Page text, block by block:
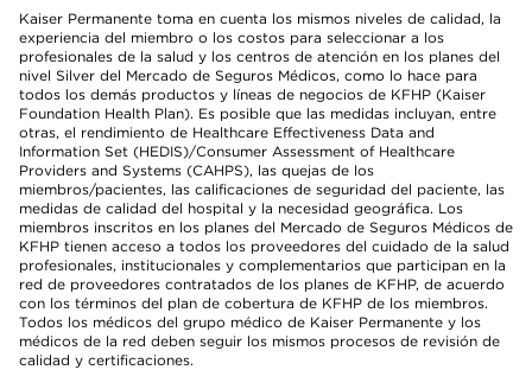
Kaiser Permanente toma en cuenta los mismos niveles de calidad, la
experiencia del miembro o los costos para seleccionar a los
profesionales de la salud y los centros de atención en los planes del
nivel Silver del Mercado de Seguros Médicos, como lo hace para
todos los demás productos y líneas de negocios de KFHP (Kaiser
Foundation Health Plan). Es posible que las medidas incluyan, entre
otras, el rendimiento de Healthcare Effectiveness Data and
Information Set (HEDIS)/Consumer Assessment of Healthcare
Providers and Systems (CAHPS), las quejas de los
miembros/pacientes, las calificaciones de seguridad del paciente, las
medidas de calidad del hospital y la necesidad geográfica. Los
miembros inscritos en los planes del Mercado de Seguros Médicos de
KFHP tienen acceso a todos los proveedores del cuidado de la salud
profesionales, institucionales y complementarios que participan en la
red de proveedores contratados de los planes de KFHP, de acuerdo
con los términos del plan de cobertura de KFHP de los miembros.
Todos los médicos del grupo médico de Kaiser Permanente y los
médicos de la red deben seguir los mismos procesos de revisión de
calidad y certificaciones.